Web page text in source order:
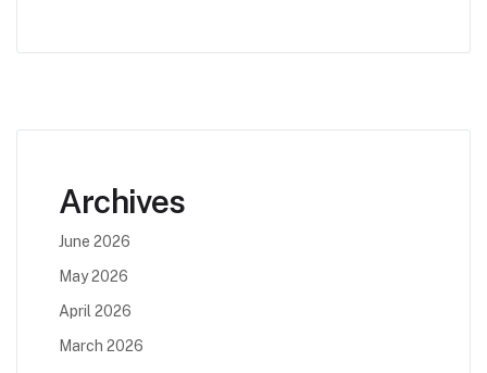
Archives
June 2026
May 2026
April 2026
March 2026